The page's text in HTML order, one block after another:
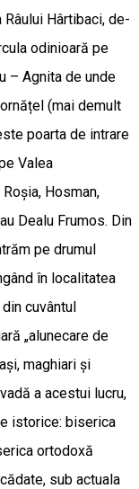
Hârtibaci, de-
odinioară pe
– Agnita de unde
(mai demult
poarta de intrare
Valea
Hosman,
Dealu Frumos. Din
pe drumul
în localitatea
cuvântul
„alunecare de
maghiari și
a acestui lucru,
istorice: biserica
ortodoxă
sub actuala